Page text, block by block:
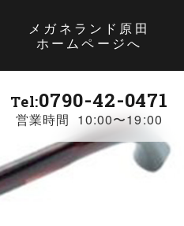
メガネランド原田
ホームページへ
Tel:0790-42-0471
営業時間 10:00〜19:00